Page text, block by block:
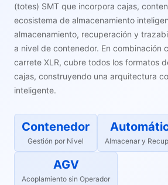
(totes) SMT que incorpora cajas,
ecosistema de almacenamiento
almacenamiento, recuperación y
a nivel de contenedor. En combinación
carrete XLR, cubre todos los formatos
cajas, construyendo una arquitectura
inteligente.
Contenedor
Gestión por Nivel Almacenar y
AGV
Acoplamiento sin Operador